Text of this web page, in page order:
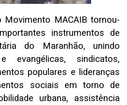
Movimento MACAIB tornou-
instrumentos de
do Maranhão, unindo
evangélicas, sindicatos,
populares e lideranças
sociais em torno de
urbana, assistência